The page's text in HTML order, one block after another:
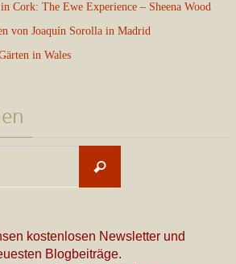
Cork: The Ewe Experience – Sheena Wood
von Joaquín Sorolla in Madrid
in Wales
Suchen
kostenlosen Newsletter und
Blogbeiträge.